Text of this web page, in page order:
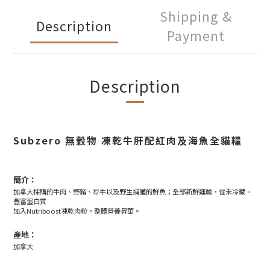
Description
Shipping &
Payment
Description
Subzero 無穀物 凍乾牛肝配紅肉及海魚全貓糧
簡介：
加拿大採購的牛肉、野豬、犎牛以及野生捕獲的鮮魚；全部新鮮運輸，從未冷藏。
豐富蛋白質
加入Nutriboost凍乾肉粒，整體營養昇華。
產地：
加拿大